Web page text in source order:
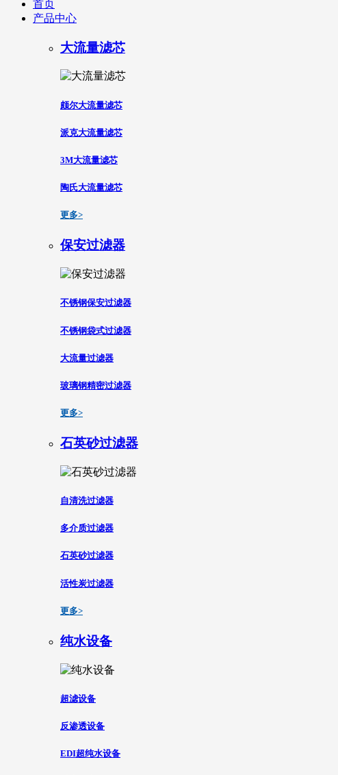
首页
产品中心
大流量滤芯
颇尔大流量滤芯
派克大流量滤芯
3M大流量滤芯
陶氏大流量滤芯
更多>
保安过滤器
不锈钢保安过滤器
不锈钢袋式过滤器
大流量过滤器
玻璃钢精密过滤器
更多>
石英砂过滤器
自清洗过滤器
多介质过滤器
石英砂过滤器
活性炭过滤器
更多>
纯水设备
超滤设备
反渗透设备
EDI超纯水设备